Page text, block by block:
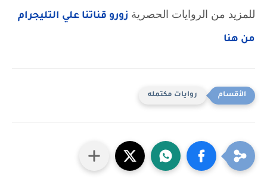
للمزيد من الروايات الحصرية زورو قناتنا علي التليجرام
من هنا
روايات مكتمله